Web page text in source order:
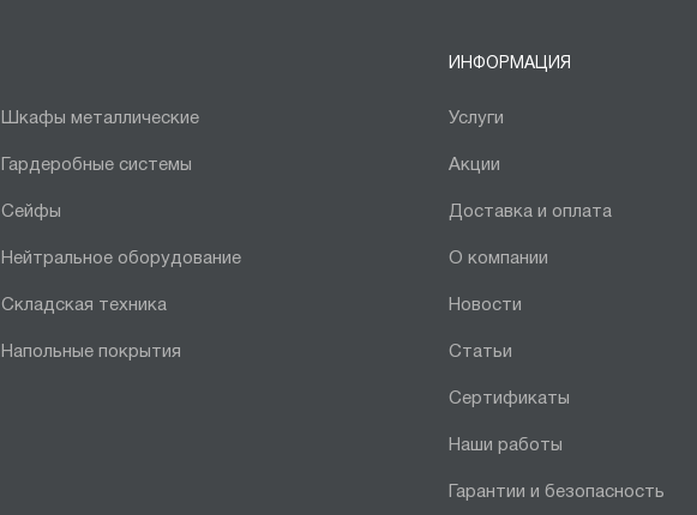
Шкафы металлические
Гардеробные системы
Сейфы
Нейтральное оборудование
Складская техника
Напольные покрытия
ИНФОРМАЦИЯ
Услуги
Акции
Доставка и оплата
О компании
Новости
Статьи
Сертификаты
Наши работы
Гарантии и безопасность